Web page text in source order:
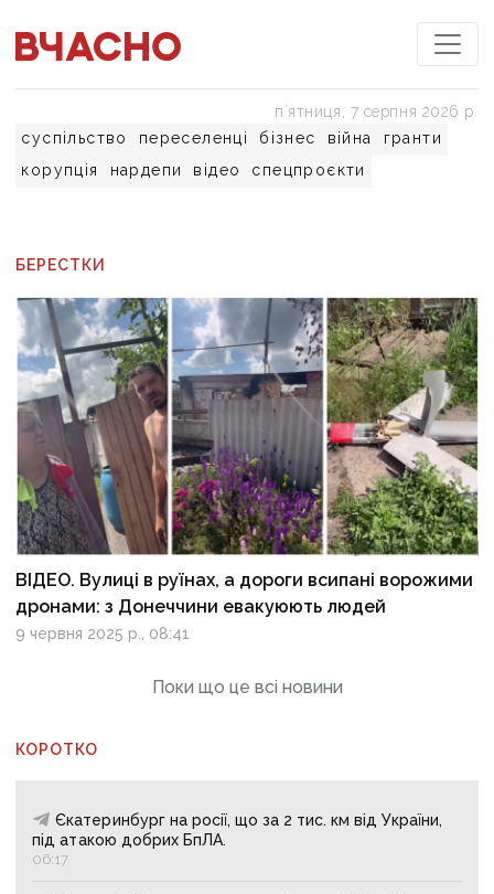
суспільство переселенці бізнес війна
гранти
корупція
нардепи відео спецпроєкти
пʼятниця, 7 серпня 2026 р.
БЕРЕСТКИ
ВІДЕО. Вулиці в руїнах, а дороги всипані ворожими
дронами: з Донеччини евакуюють людей
9 червня 2025 р., 08:41
Поки що це всі новини
КОРОТКО
Єкатеринбург на росії, що за 2 тис. км від України,
під атакою добрих БпЛА.
06:17